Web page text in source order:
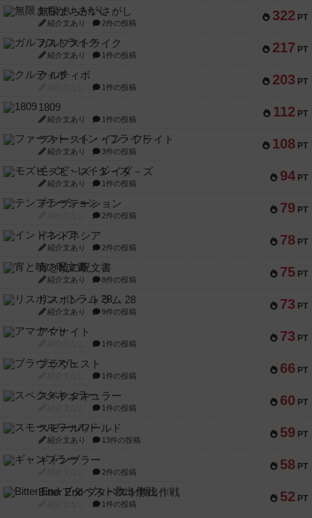
322 PT
無限まちがいさがし
紹介文あり 2件の投稿
217 PT
ガルフストライク
紹介文あり 1件の投稿
203 PT
クルティボ
1件の投稿
112 PT
1809
紹介文あり 1件の投稿
108 PT
ファースト・イン・フライト
紹介文あり 3件の投稿
94 PT
モズビ－ズ・レイダ－ズ
紹介文あり 1件の投稿
79 PT
テンプテーション
2件の投稿
78 PT
インドネシア
紹介文あり 2件の投稿
75 PT
宵と暁の呪文書
紹介文あり 8件の投稿
73 PT
リスボン・トラム 28
紹介文あり 9件の投稿
73 PT
アマナイト
1件の投稿
66 PT
ブラヴェスト
1件の投稿
60 PT
スペクタキュラー
1件の投稿
59 PT
スモールワールド
紹介文あり 13件の投稿
58 PT
ギャンブラー
2件の投稿
52 PT
Bitter End ブタペスト救出作戦
1件の投稿